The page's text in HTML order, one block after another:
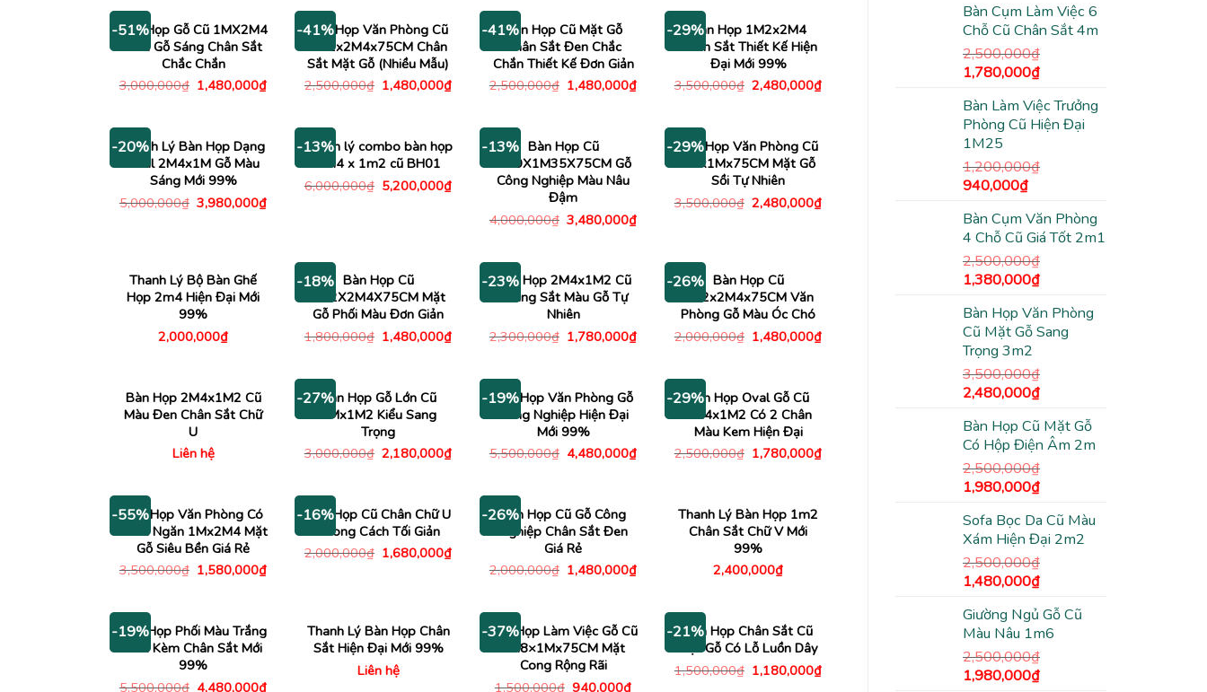
Bàn Cụm Làm Việc 6
Chỗ Cũ Chân Sắt 4m
2,500,000₫
Giá
là:
2,500,000₫.
1,780,000₫Giá
tại
là:
Bàn Làm Việc Trưởng
Phòng Cũ Hiện Đại
1M25
1,200,000₫
Giá
là:
1,200,000₫.
940,000₫Giá
tại
là:
940,000₫.
Bàn Cụm Văn Phòng
4 Chỗ Cũ Giá Tốt 2m1
2,500,000₫
Giá
là:
2,500,000₫.
1,380,000₫Giá
tại
là:
Bàn Họp Văn Phòng
Cũ Mặt Gỗ Sang
Trọng 3m2
3,500,000₫
Giá
là:
3,500,000₫.
2,480,000₫Giá
tại
là:
2,480,000₫.
Bàn Họp Cũ Mặt Gỗ
Có Hộp Điện Âm 2m
2,500,000₫
Giá
là:
2,500,000₫.
1,980,000₫Giá
tại
là:
1,980,000₫.
Sofa Bọc Da Cũ Màu
Xám Hiện Đại 2m2
2,500,000₫
Giá
là:
2,500,000₫.
1,480,000₫Giá
tại
là:
1,480,000₫.
Giường Ngủ Gỗ Cũ
Màu Nâu 1m6
2,500,000₫
Giá
1,980,000₫Giá
1,980,000₫. 1,780,000₫. 1,980,000₫.
-51%
Bàn Họp Gỗ Cũ 1MX2M4
Màu Gỗ Sáng Chân Sắt
Chắc Chắn
3,000,000₫ Giá
gốc
1,480,000₫Giá
1,480,000₫.
-41%
Bàn Họp Văn Phòng Cũ
1M2x2M4x75CM Chân
Sắt Mặt Gỗ (Nhiều Mẫu)
2,500,000₫ Giá
gốc
1,480,000₫Giá
1,480,000₫.
-41%Bàn Họp Cũ Mặt Gỗ
Chân Sắt Đen Chắc
Chắn Thiết Kế Đơn Giản
2,500,000₫ Giá
gốc
1,480,000₫Giá
1,480,000₫.
-29%Bàn Họp 1M2x2M4
Chân Sắt Thiết Kế Hiện
Đại Mới 99%
3,500,000₫ Giá
gốc
2,480,000₫Giá
-20%
Thanh Lý Bàn Họp Dạng
Oval 2M4x1M Gỗ Màu
Sáng Mới 99%
5,000,000₫ Giá
gốc
3,980,000₫Giá
-13%
Thanh lý combo bàn họp
2m4 x 1m2 cũ BH01
6,000,000₫ Giá
gốc
5,200,000₫Giá
-13% Bàn Họp Cũ
2M9X1M35X75CM Gỗ
Công Nghiệp Màu Nâu
Đậm
4,000,000₫ Giá
gốc
3,480,000₫Giá
3,480,000₫.
-29%
Bàn Họp Văn Phòng Cũ
3Mx1Mx75CM Mặt Gỗ
Sồi Tự Nhiên
3,500,000₫ Giá
gốc
2,480,000₫Giá
Thanh Lý Bộ Bàn Ghế
Họp 2m4 Hiện Đại Mới
99%
2,000,000₫
-18% Bàn Họp Cũ
1M2X2M4X75CM Mặt
Gỗ Phối Màu Đơn Giản
1,800,000₫ Giá
gốc
1,480,000₫Giá
1,480,000₫.
-23%
Bàn Họp 2M4x1M2 Cũ
Khung Sắt Màu Gỗ Tự
Nhiên
2,300,000₫ Giá
gốc
1,780,000₫Giá
1,780,000₫.
-26% Bàn Họp Cũ
1M2x2M4x75CM Văn
Phòng Gỗ Màu Óc Chó
2,000,000₫ Giá
gốc
1,480,000₫Giá
Bàn Họp 2M4x1M2 Cũ
Màu Đen Chân Sắt Chữ
U
Liên hệ
-27%Bàn Họp Gỗ Lớn Cũ
2Mx1M2 Kiểu Sang
Trọng
3,000,000₫ Giá
gốc
2,180,000₫Giá
2,180,000₫.
-19%
Bàn Họp Văn Phòng Gỗ
Công Nghiệp Hiện Đại
Mới 99%
5,500,000₫ Giá
gốc
4,480,000₫Giá
-29%Bàn Họp Oval Gỗ Cũ
2M4x1M2 Có 2 Chân
Màu Kem Hiện Đại
2,500,000₫ Giá
gốc
1,780,000₫Giá
-55%
Bàn Họp Văn Phòng Có
Vách Ngăn 1Mx2M4 Mặt
Gỗ Siêu Bền Giá Rẻ
3,500,000₫ Giá
gốc
1,580,000₫Giá
-16%
Bàn Họp Cũ Chân Chữ U
Phong Cách Tối Giản
2,000,000₫ Giá
gốc
1,680,000₫Giá
-26%Bàn Họp Cũ Gỗ Công
Nghiệp Chân Sắt Đen
Giá Rẻ
2,000,000₫ Giá
gốc
1,480,000₫Giá
1,480,000₫.
Thanh Lý Bàn Họp 1m2
Chân Sắt Chữ V Mới
99%
2,400,000₫
-19%
Bàn Họp Phối Màu Trắng
Đen Kèm Chân Sắt Mới
99%
5,500,000₫ Giá
4,480,000₫Giá
Thanh Lý Bàn Họp Chân
Sắt Hiện Đại Mới 99%
Liên hệ
-37%
Bàn Họp Làm Việc Gỗ Cũ
1M8×1Mx75CM Mặt
Cong Rộng Rãi
1,500,000₫ Giá
940,000₫Giá
-21%
Bàn Họp Chân Sắt Cũ
Mặt Gỗ Có Lỗ Luồn Dây
1,500,000₫ Giá
gốc
1,180,000₫Giá